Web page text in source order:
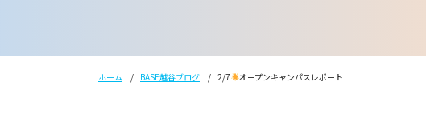
ホーム BASE越谷ブログ 2/7 オープンキャンパスレポート